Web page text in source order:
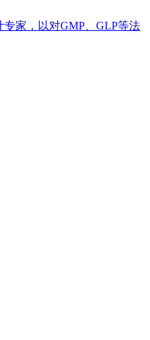
家，以对GMP、GLP等法